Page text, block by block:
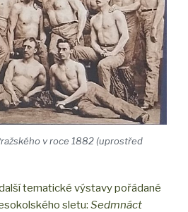
v roce 1882 (uprostřed
tematické výstavy pořádané
sletu: Sedmnáct